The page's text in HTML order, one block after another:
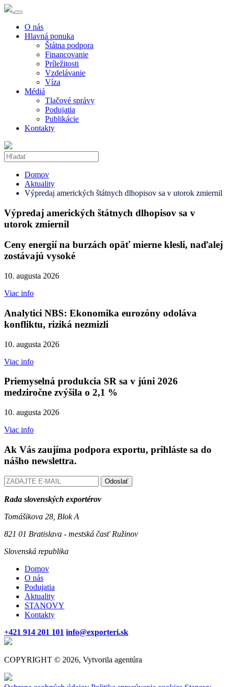
O nás
Hlavná ponuka
Štátna podpora
Financovanie
Príležitosti
Vzdelávanie
Víza
Médiá
Tlačové správy
Podujatia
Publikácie
Kontakty
Domov
Aktuality
Výpredaj amerických štátnych dlhopisov sa v utorok zmiernil
Výpredaj amerických štátnych dlhopisov sa v
utorok zmiernil
Ceny energií na burzách opäť mierne klesli, naďalej
zostávajú vysoké
10. augusta 2026
Viac info
Analytici NBS: Ekonomika eurozóny odoláva
konfliktu, riziká nezmizli
10. augusta 2026
Viac info
Priemyselná produkcia SR sa v júni 2026
medziročne zvýšila o 2,1 %
10. augusta 2026
Viac info
Ak Vás zaujíma podpora exportu, prihláste sa do
nášho newslettra.
Odoslať
Rada slovenských exportérov
Tomášikova 28, Blok A
821 01 Bratislava - mestská časť Ružinov
Slovenská republika
Domov
O nás
Podujatia
Aktuality
STANOVY
Kontakty
+421 914 201 101 info@exporteri.sk
COPYRIGHT © 2026, Vytvorila agentúra